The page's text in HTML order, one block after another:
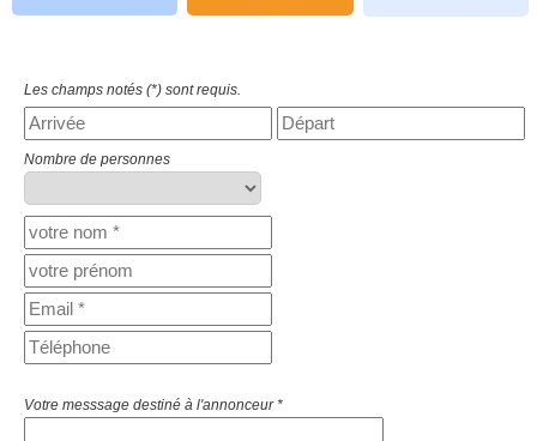
Les champs notés (*) sont requis.
Nombre de personnes
Votre messsage destiné à l'annonceur *